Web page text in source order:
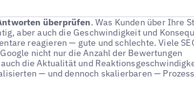
überprüfen. Was Kunden über Ihre
aber auch die Geschwindigkeit und
reagieren — gute und schlechte. Viele
nicht nur die Anzahl der Bewertungen
die Aktualität und
— und dennoch skalierbaren —